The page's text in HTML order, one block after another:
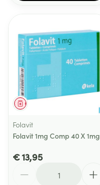
Geneesmiddel
Folavit
Folavit 1mg Comp 40 X 1mg
€ 13,95